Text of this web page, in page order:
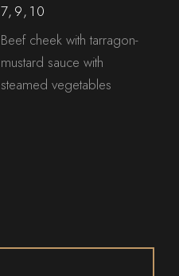
7,9,10
Beef cheek with tarragon-
mustard sauce with
steamed vegetables